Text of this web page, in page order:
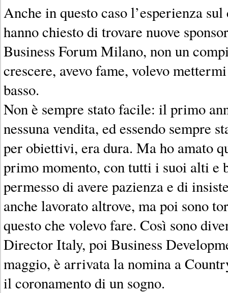
Anche in questo caso l’esperienza
hanno chiesto di trovare nuove
Business Forum Milano, non un
crescere, avevo fame, volevo
basso.
Non è sempre stato facile: il primo
nessuna vendita, ed essendo sempre
per obiettivi, era dura. Ma ho amato
primo momento, con tutti i suoi alti e
permesso di avere pazienza e di
anche lavorato altrove, ma poi sono
questo che volevo fare. Così sono
Director Italy, poi Business
maggio, è arrivata la nomina a
il coronamento di un sogno.